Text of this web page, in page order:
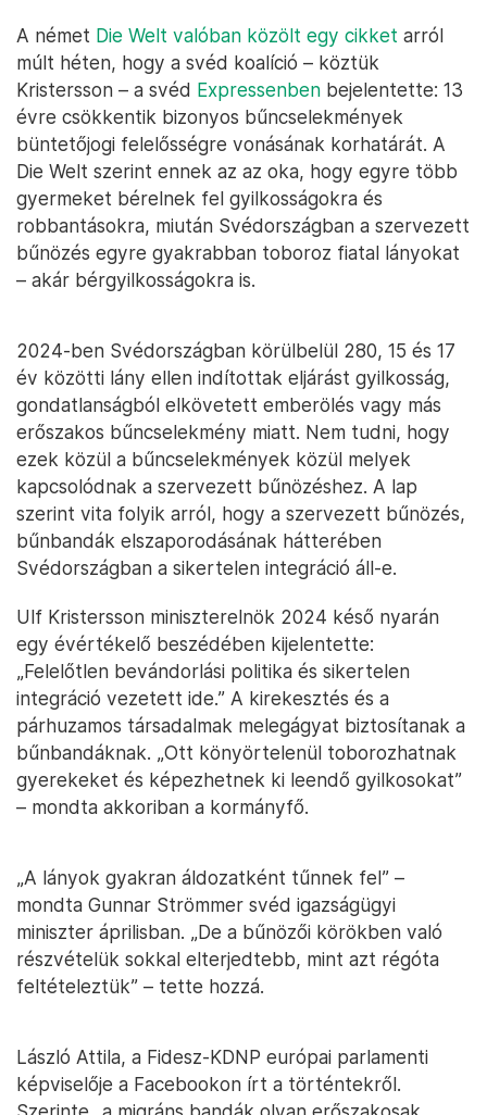
A német Die Welt valóban közölt egy cikket arról
múlt héten, hogy a svéd koalíció – köztük
Kristersson – a svéd Expressenben bejelentette: 13
évre csökkentik bizonyos bűncselekmények
büntetőjogi felelősségre vonásának korhatárát. A
Die Welt szerint ennek az az oka, hogy egyre több
gyermeket bérelnek fel gyilkosságokra és
robbantásokra, miután Svédországban a szervezett
bűnözés egyre gyakrabban toboroz fiatal lányokat
– akár bérgyilkosságokra is.
2024-ben Svédországban körülbelül 280, 15 és 17
év közötti lány ellen indítottak eljárást gyilkosság,
gondatlanságból elkövetett emberölés vagy más
erőszakos bűncselekmény miatt. Nem tudni, hogy
ezek közül a bűncselekmények közül melyek
kapcsolódnak a szervezett bűnözéshez. A lap
szerint vita folyik arról, hogy a szervezett bűnözés,
bűnbandák elszaporodásának hátterében
Svédországban a sikertelen integráció áll-e.
Ulf Kristersson miniszterelnök 2024 késő nyarán
egy évértékelő beszédében kijelentette:
„Felelőtlen bevándorlási politika és sikertelen
integráció vezetett ide.” A kirekesztés és a
párhuzamos társadalmak melegágyat biztosítanak a
bűnbandáknak. „Ott könyörtelenül toborozhatnak
gyerekeket és képezhetnek ki leendő gyilkosokat”
– mondta akkoriban a kormányfő.
„A lányok gyakran áldozatként tűnnek fel” –
mondta Gunnar Strömmer svéd igazságügyi
miniszter áprilisban. „De a bűnözői körökben való
részvételük sokkal elterjedtebb, mint azt régóta
feltételeztük” – tette hozzá.
László Attila, a Fidesz-KDNP európai parlamenti
képviselője a Facebookon írt a történtekről.